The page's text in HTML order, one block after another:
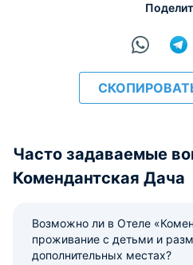
Часто задаваемые
Комендантская Дача
Возможно ли в Отеле
проживание с детьми и
дополнительных местах?